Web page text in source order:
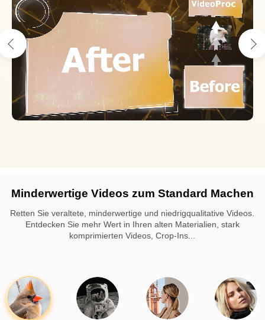
Minderwertige Videos zum Standard Machen
Retten Sie veraltete, minderwertige und niedrigqualitative Videos.
Entdecken Sie mehr Wert in Ihren alten Materialien, stark
komprimierten Videos, Crop-Ins...
sagt Chris Hardy:
Man kann sofort sehen, dass wir die Auflösung